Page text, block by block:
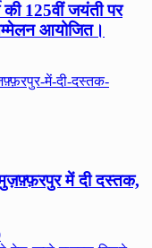
की 125वीं जयंती पर
आयोजित।
में दी दस्तक,